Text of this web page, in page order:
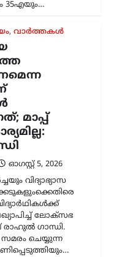
,ലേറ്റസ്റ്റ് ന്യൂസ്
നിതിൻ
ഓഗസ്റ്റ്‌ 5, 2026
മന്ത്രി നിതിൻ
വ്യക്തമാക്കി.
,ലേറ്റസ്റ്റ് ന്യൂസ്